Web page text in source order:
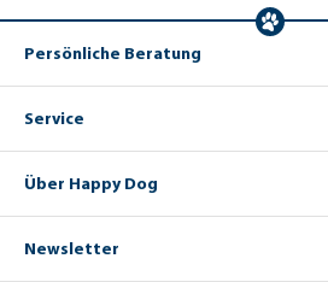
Persönliche Beratung
Service
Über Happy Dog
Newsletter